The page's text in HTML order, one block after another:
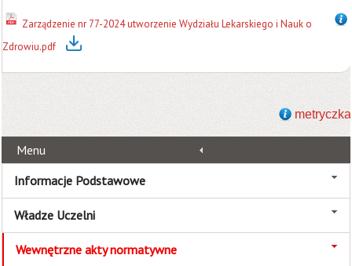
Zarządzenie nr 77-2024 utworzenie Wydziału Lekarskiego i Nauk o
Zdrowiu.pdf
metryczka
Menu
Informacje Podstawowe
Władze Uczelni
Wewnętrzne akty normatywne